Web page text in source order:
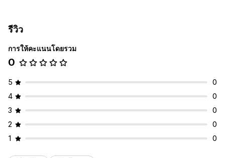
รีวิว
การให้คะแนนโดยรวม
0
5
0
4
0
3
0
2
0
1
0